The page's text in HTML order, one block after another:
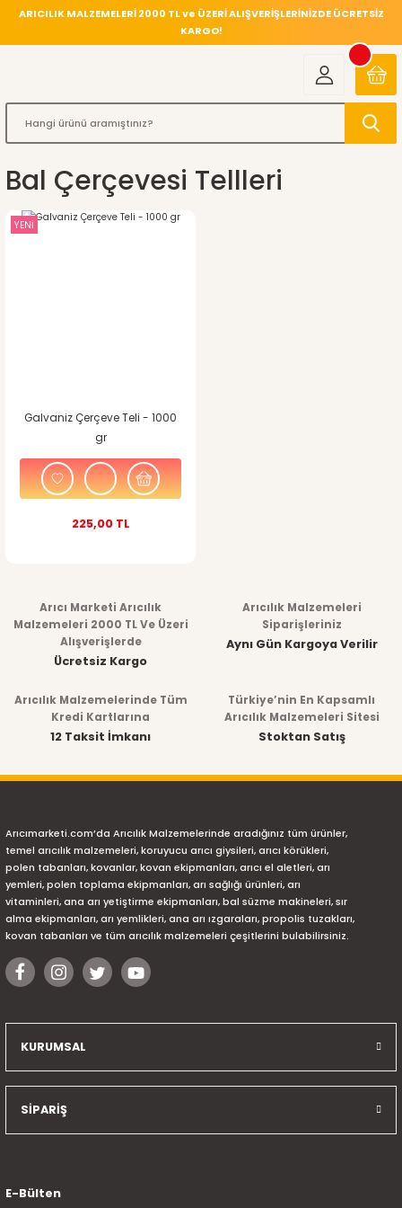
ARICILIK MALZEMELERİ 2000 TL ve ÜZERİ ALIŞVERİŞLERİNİZDE ÜCRETSİZ
KARGO!
Bal Çerçevesi Tellleri
YENİ
Galvaniz Çerçeve Teli - 1000
gr
225,00 TL
Arıcı Marketi Arıcılık
Malzemeleri 2000 TL Ve Üzeri
Alışverişlerde
Ücretsiz Kargo
Arıcılık Malzemeleri
Siparişleriniz
Aynı Gün Kargoya Verilir
Arıcılık Malzemelerinde Tüm
Kredi Kartlarına
12 Taksit İmkanı
Türkiye’nin En Kapsamlı
Arıcılık Malzemeleri Sitesi
Stoktan Satış
Arıcımarketi.com’da Arıcılık Malzemelerinde aradığınız tüm ürünler,
temel arıcılık malzemeleri, koruyucu arıcı giysileri, arıcı körükleri,
polen tabanları, kovanlar, kovan ekipmanları, arıcı el aletleri, arı
yemleri, polen toplama ekipmanları, arı sağlığı ürünleri, arı
vitaminleri, ana arı yetiştirme ekipmanları, bal süzme makineleri, sır
alma ekipmanları, arı yemlikleri, ana arı ızgaraları, propolis tuzakları,
kovan tabanları ve tüm arıcılık malzemeleri çeşitlerini bulabilirsiniz.
KURUMSAL
SİPARİŞ
E-Bülten